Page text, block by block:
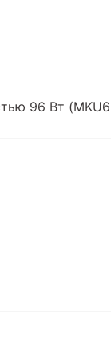
96 Вт